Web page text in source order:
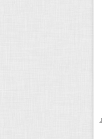
درک نوردهی – همراه با توضیح ISO،